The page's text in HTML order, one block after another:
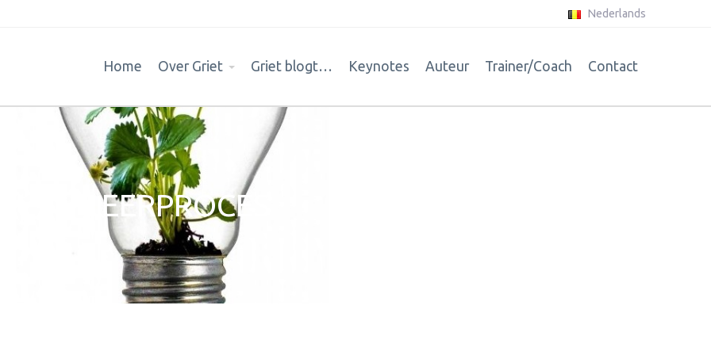
Nederlands
Home Over Griet Griet blogt… Keynotes Auteur Trainer/Coach Contact
LEERPROCES